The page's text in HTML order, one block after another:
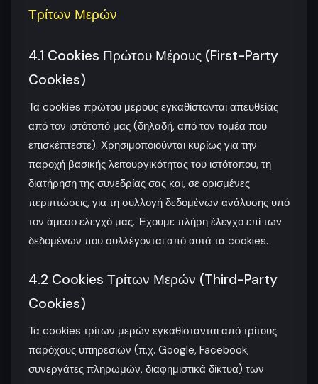
Τρίτων Μερών
4.1 Cookies Πρώτου Μέρους (First-Party
Cookies)
Τα cookies πρώτου μέρους εγκαθίστανται απευθείας
από τον ιστότοπό μας (δηλαδή, από τον τομέα που
επισκέπτεστε). Χρησιμοποιούνται κυρίως για την
παροχή βασικής λειτουργικότητας του ιστότοπου, τη
διατήρηση της συνεδρίας σας και, σε ορισμένες
περιπτώσεις, για τη συλλογή δεδομένων ανάλυσης υπό
τον άμεσο έλεγχό μας. Έχουμε πλήρη έλεγχο επί των
δεδομένων που συλλέγονται από αυτά τα cookies.
4.2 Cookies Τρίτων Μερών (Third-Party
Cookies)
Τα cookies τρίτων μερών εγκαθίστανται από τρίτους
παρόχους υπηρεσιών (π.χ. Google, Facebook,
συνεργάτες πληρωμών, διαφημιστικά δίκτυα) των